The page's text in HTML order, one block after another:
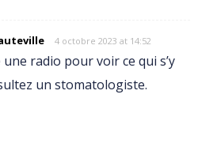
4 octobre 2023 at 14:52
radio pour voir ce qui s’y
un stomatologiste.